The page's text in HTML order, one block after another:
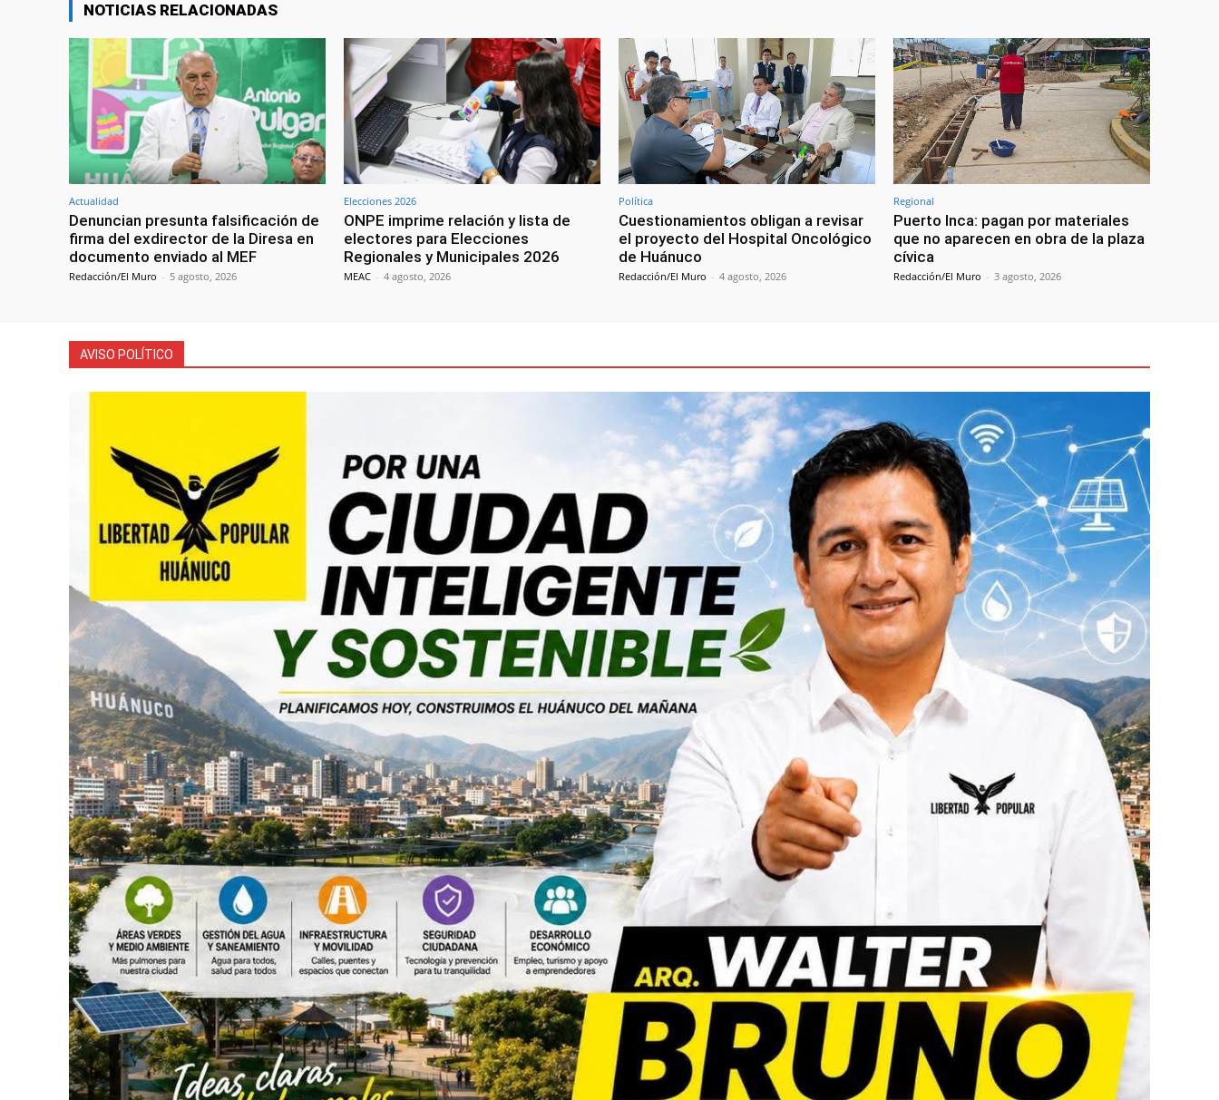
NOTICIAS RELACIONADAS
Actualidad
Denuncian presunta falsificación de
firma del exdirector de la Diresa en
documento enviado al MEF
Redacción/El Muro - 5 agosto, 2026
Elecciones 2026
ONPE imprime relación y lista de
electores para Elecciones
Regionales y Municipales 2026
MEAC - 4 agosto, 2026
Política
Cuestionamientos obligan a revisar
el proyecto del Hospital Oncológico
de Huánuco
Redacción/El Muro - 4 agosto, 2026
Regional
Puerto Inca: pagan por materiales
que no aparecen en obra de la plaza
cívica
Redacción/El Muro - 3 agosto, 2026
AVISO POLÍTICO